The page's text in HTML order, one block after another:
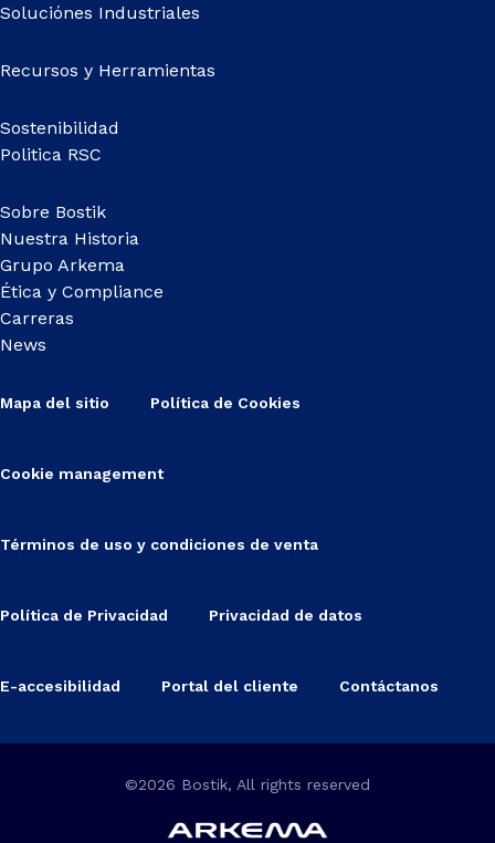
Soluciónes Industriales
Recursos y Herramientas
Sostenibilidad
Politica RSC
Sobre Bostik
Nuestra Historia
Grupo Arkema
Ética y Compliance
Carreras
News
Mapa del sitio Política de Cookies
Cookie management
Términos de uso y condiciones de venta
Política de Privacidad Privacidad de datos
E-accesibilidad Portal del cliente Contáctanos
©2026 Bostik, All rights reserved